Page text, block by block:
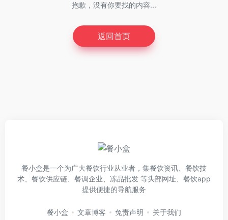
抱歉，没有你要找的内容...
返回首页
餐小盒是一个为广大餐饮行业从业者，集餐饮资讯、餐饮技
术、餐饮供应链、餐调企业、冻品批发 等头部网址、餐饮app
提供便捷的导航服务
餐小盒 文章博客 免责声明 关于我们